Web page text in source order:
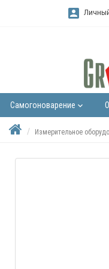
account_box
Самогоноварение keyboard_arrow_down
Измерительное